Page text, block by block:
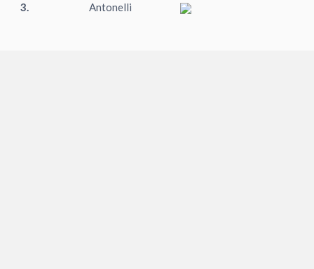
3. Antonelli